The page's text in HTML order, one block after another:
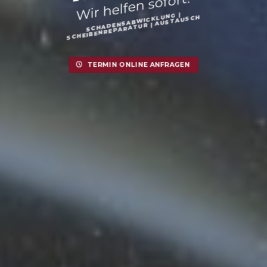
Wir helfen sofort!
SCHADENSABWICKLUNG |
SCHEIBENREPARATUR | AUSTAUSCH
TERMIN ONLINE ANFRAGEN